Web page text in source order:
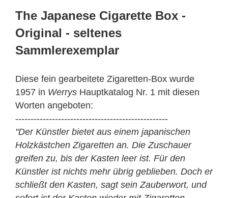
The Japanese Cigarette Box -
Original - seltenes
Sammlerexemplar
Diese fein gearbeitete Zigaretten-Box wurde
1957 in Werrys Hauptkatalog Nr. 1 mit diesen
Worten angeboten:
--------------------------------------------------
"Der Künstler bietet aus einem japanischen
Holzkästchen Zigaretten an. Die Zuschauer
greifen zu, bis der Kasten leer ist. Für den
Künstler ist nichts mehr übrig geblieben. Doch er
schließt den Kasten, sagt sein Zauberwort, und